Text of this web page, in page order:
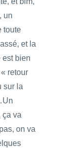
un
toute
et la
est bien
retour
sur la
ça va
on va